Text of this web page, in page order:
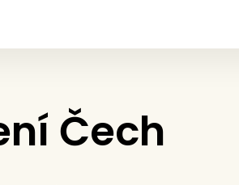
Čech